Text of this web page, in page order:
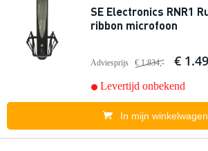
SE Electronics RNR1
ribbon microfoon
Adviesprijs € 1.834,- €
Levertijd onbekend
In mijn winkelwagen